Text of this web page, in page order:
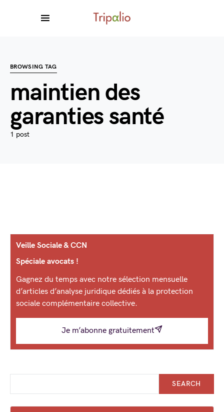
BROWSING TAG
maintien des
garanties santé
1 post
Veille Sociale & CCN
Spéciale avocats !
Gagnez du temps avec notre sélection mensuelle
d’articles d’analyse juridique dédiés à la protection
sociale complémentaire collective.
Je m’abonne gratuitement
SEARCH